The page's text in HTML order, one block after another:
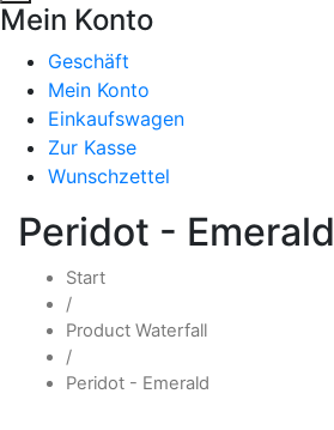
Mein Konto
Geschäft
Mein Konto
Einkaufswagen
Zur Kasse
Wunschzettel
Peridot - Emerald
Start
/
Product Waterfall
/
Peridot - Emerald